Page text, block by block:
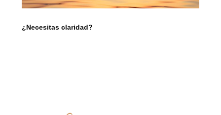
¿Necesitas claridad?